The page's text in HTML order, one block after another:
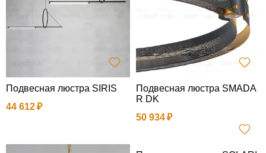
Подвесная люстра SIRIS
44 612
Подвесная люстра SMADA
R DK
50 934